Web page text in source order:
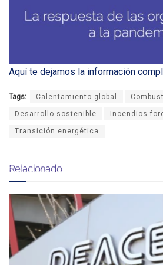
Aquí te dejamos la información
Tags: Calentamiento global
Desarrollo sostenible Incendios
Transición energética
Relacionado